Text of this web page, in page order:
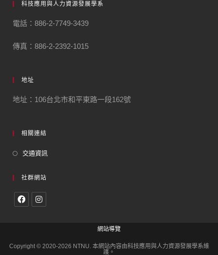
科技應用與人力資源發展學系
電話：886-2-7749-3439
傳真：886-2-2392-1015
地址
地址：106台北市和平東路一段162號
相關連結
交通資訊
社群網站
網站導覽
Copyright © 2020-2026 NTNU. 本網站內容由科技應用與人力資源發展學系維
護。